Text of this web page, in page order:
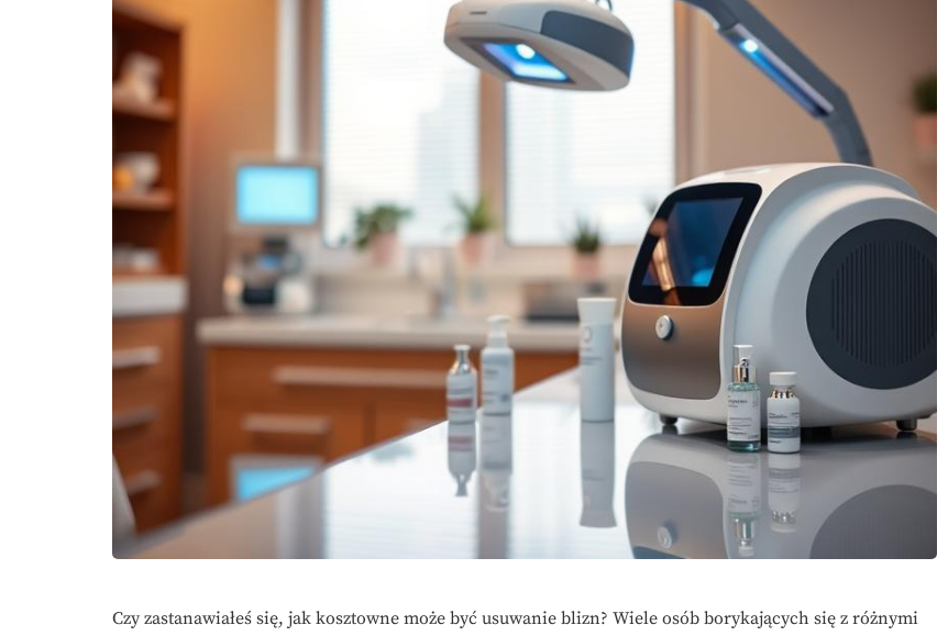
Czy zastanawiałeś się, jak kosztowne może być usuwanie blizn? Wiele osób borykających się z różnymi